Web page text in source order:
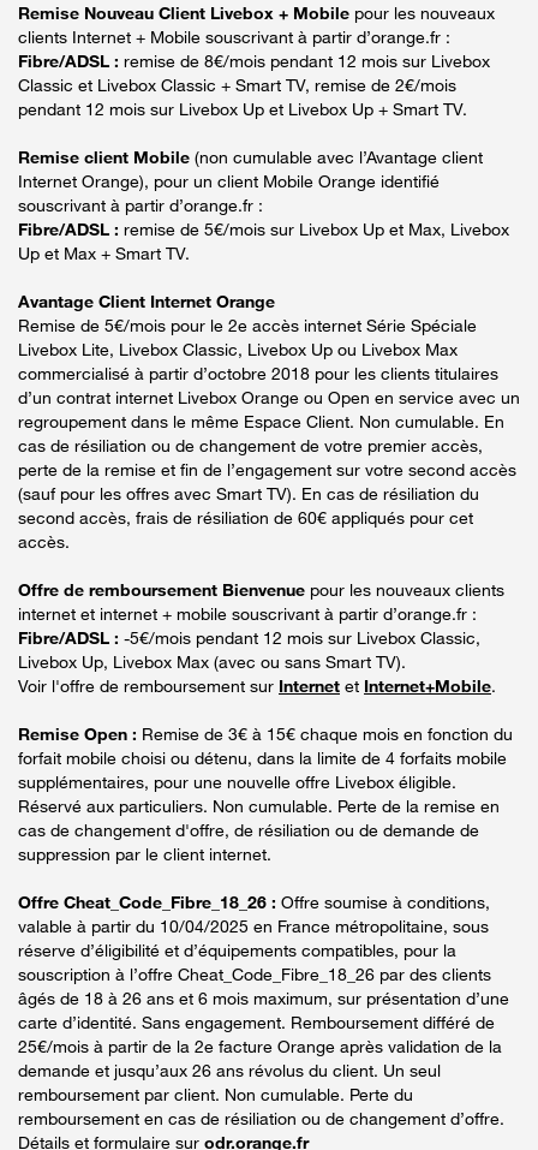
Remise Nouveau Client Livebox + Mobile pour les nouveaux
clients Internet + Mobile souscrivant à partir d’orange.fr :
Fibre/ADSL : remise de 8€/mois pendant 12 mois sur Livebox
Classic et Livebox Classic + Smart TV, remise de 2€/mois
pendant 12 mois sur Livebox Up et Livebox Up + Smart TV.
Remise client Mobile (non cumulable avec l’Avantage client
Internet Orange), pour un client Mobile Orange identifié
souscrivant à partir d’orange.fr :
Fibre/ADSL : remise de 5€/mois sur Livebox Up et Max, Livebox
Up et Max + Smart TV.
Avantage Client Internet Orange
Remise de 5€/mois pour le 2e accès internet Série Spéciale
Livebox Lite, Livebox Classic, Livebox Up ou Livebox Max
commercialisé à partir d’octobre 2018 pour les clients titulaires
d’un contrat internet Livebox Orange ou Open en service avec un
regroupement dans le même Espace Client. Non cumulable. En
cas de résiliation ou de changement de votre premier accès,
perte de la remise et fin de l’engagement sur votre second accès
(sauf pour les offres avec Smart TV). En cas de résiliation du
second accès, frais de résiliation de 60€ appliqués pour cet
accès.
Offre de remboursement Bienvenue pour les nouveaux clients
internet et internet + mobile souscrivant à partir d’orange.fr :
Fibre/ADSL : -5€/mois pendant 12 mois sur Livebox Classic,
Livebox Up, Livebox Max (avec ou sans Smart TV).
Voir l'offre de remboursement sur Internet et Internet+Mobile.
Remise Open : Remise de 3€ à 15€ chaque mois en fonction du
forfait mobile choisi ou détenu, dans la limite de 4 forfaits mobile
supplémentaires, pour une nouvelle offre Livebox éligible.
Réservé aux particuliers. Non cumulable. Perte de la remise en
cas de changement d'offre, de résiliation ou de demande de
suppression par le client internet.
Offre Cheat_Code_Fibre_18_26 : Offre soumise à conditions,
valable à partir du 10/04/2025 en France métropolitaine, sous
réserve d’éligibilité et d’équipements compatibles, pour la
souscription à l’offre Cheat_Code_Fibre_18_26 par des clients
âgés de 18 à 26 ans et 6 mois maximum, sur présentation d’une
carte d’identité. Sans engagement. Remboursement différé de
25€/mois à partir de la 2e facture Orange après validation de la
demande et jusqu’aux 26 ans révolus du client. Un seul
remboursement par client. Non cumulable. Perte du
remboursement en cas de résiliation ou de changement d’offre.
Détails et formulaire sur odr.orange.fr